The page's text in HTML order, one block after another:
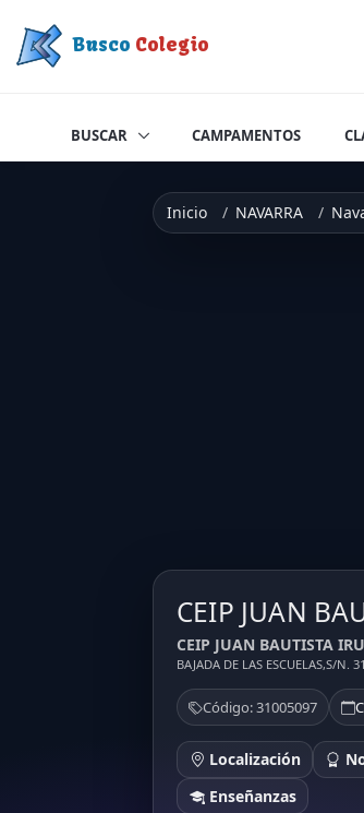
Busco Colegio
BUSCAR CAMPAMENTOS
Inicio NAVARRA
CEIP JUAN
CEIP JUAN BAUTISTA
BAJADA DE LAS ESCUELAS,S/N.
Código: 31005097
Localización
Enseñanzas